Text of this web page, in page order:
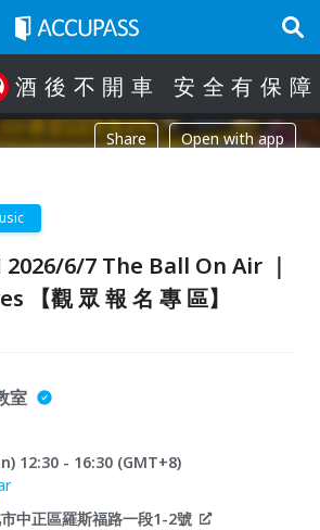
酒 後 不 開 車 安 全 有 保 障
Share Open with app
2026/6/7 The Ball On Air ｜
【觀 眾 報 名 專 區】
室
12:30 - 16:30 (GMT+8)
中正區羅斯福路一段1-2號